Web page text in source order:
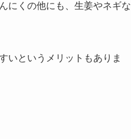
にくの他にも、生姜やネギな
いというメリットもありま